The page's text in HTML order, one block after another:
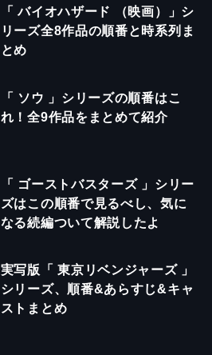
「 バイオハザード （映画）」シ
リーズ全8作品の順番と時系列ま
とめ
「 ソウ 」シリーズの順番はこ
れ！全9作品をまとめて紹介
「 ゴーストバスターズ 」シリー
ズはこの順番で見るべし、気に
なる続編ついて解説したよ
実写版「 東京リベンジャーズ 」
シリーズ、順番&あらすじ&キャ
ストまとめ